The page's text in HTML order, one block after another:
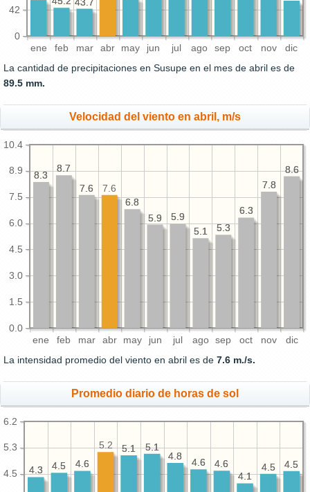
ene feb mar abr may jun jul ago sep oct nov dic
0
42
43.7
43.7
La cantidad de precipitaciones en Susupe en el mes de abril es de
89.5 mm.
Velocidad del viento en abril, m/s
ene feb mar abr may jun jul ago sep oct nov dic
0.0
1.5
3.0
4.5
6.0
7.5
8.9
10.4
8.6
7.8
6.3
5.3
5.1
5.9
5.9
6.8
7.6
8.7
8.3
8.6
7.8
6.3
5.3
5.1
5.9
5.9
6.8
7.6
7.6
8.7
8.3
La intensidad promedio del viento en abril es de 7.6 m./s.
Promedio diario de horas de sol
4.5
5.3
6.2
4.5
4.5
4.1
4.6
4.6
4.8
5.1
5.1
4.6
4.5
4.3
4.5
4.5
4.1
4.6
4.6
4.8
5.1
5.1
5.2
4.6
4.5
4.3